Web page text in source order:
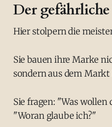
Der
Hier stolpern die
Sie bauen ihre Marke
sondern aus dem Markt
Sie fragen: "Was wollen
"Woran glaube ich?"